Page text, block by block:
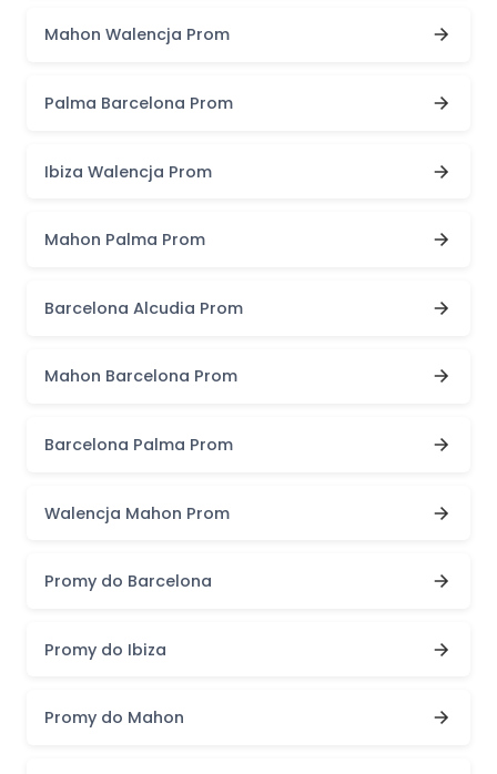
Mahon Walencja Prom
Palma Barcelona Prom
Ibiza Walencja Prom
Mahon Palma Prom
Barcelona Alcudia Prom
Mahon Barcelona Prom
Barcelona Palma Prom
Walencja Mahon Prom
Promy do Barcelona
Promy do Ibiza
Promy do Mahon